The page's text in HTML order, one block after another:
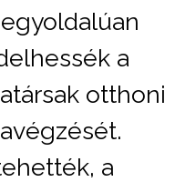
a
otthoni
a